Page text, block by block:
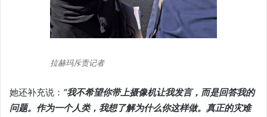
拉赫玛斥责记者
她还补充说： “我不希望你带上摄像机让我发言，而是回答我的
问题。作为一个人类，我想了解为什么你这样做。真正的灾难